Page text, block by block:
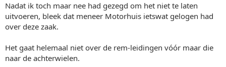
Nadat ik toch maar nee had gezegd om het niet te laten
uitvoeren, bleek dat meneer Motorhuis ietswat gelogen had
over deze zaak.
Het gaat helemaal niet over de rem-leidingen vóór maar die
naar de achterwielen.